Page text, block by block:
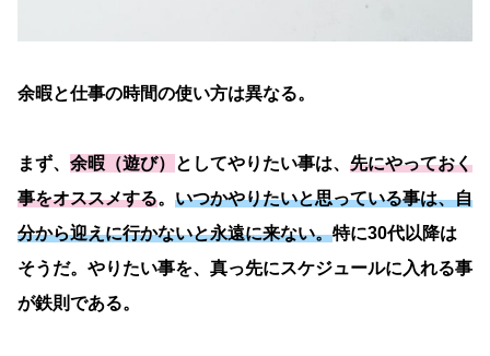
余暇と仕事の時間の使い方は異なる。
まず、 余暇（遊び） としてやりたい事は、 先にやっておく
事をオススメする。 いつかやりたいと思っている事は、自
分から迎えに行かないと永遠に来ない。特に30代以降は
そうだ。やりたい事を、真っ先にスケジュールに入れる事
が鉄則である。